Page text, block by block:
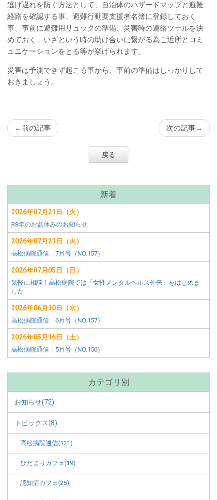
逃げ遅れを防ぐ方法として、自治体のハザードマップと避難
経路を確認する事、避難行動要支援者名簿に登録しておく
事、事前に避難用リュックの準備、災害時の連絡ツールを決
めておく、いざという時の助け合いに繋がる為ご近所とコミ
ュニケーションをとる等が挙げられます。
災害は予測できず起こる事から、事前の準備はしっかりして
おきましょう。
←前の記事 次の記事→
戻る
ブ
メ
ニ
ュ
ー
新着
2026年07月21日（火）
R8年のお盆休みのお知らせ
2026年07月21日（火）
高松病院通信 7月号（NO.157）
2026年07月05日（日）
気軽に相談！高松病院では「女性メンタルヘルス外来」をはじめま
した
2026年06月10日（水）
高松病院通信 6月号（NO.157）
2026年05月16日（土）
高松病院通信 5月号（NO.156）
カテゴリ別
お知らせ(72)
トピックス(8)
高松病院通信(121)
ひだまりカフェ(19)
認知症カフェ(26)